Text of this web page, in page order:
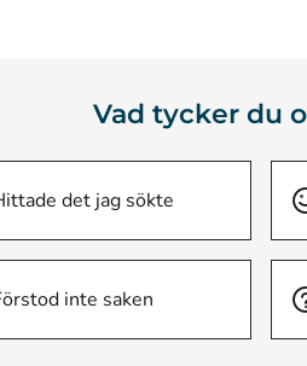
Vad tycker du
det jag sökte
inte saken